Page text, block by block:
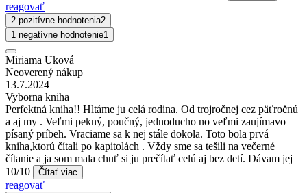
reagovať
2 pozitívne hodnotenia2
1 negatívne hodnotenie1
Miriama Uková
Neoverený nákup
13.7.2024
Vyborna kniha
Perfektná kniha!! Hltáme ju celá rodina. Od trojročnej cez päťročnú
a aj my . Veľmi pekný, poučný, jednoducho no veľmi zaujímavo
písaný príbeh. Vraciame sa k nej stále dokola. Toto bola prvá
kniha,ktorú čítali po kapitolách . Vždy sme sa tešili na večerné
čítanie a ja som mala chuť si ju prečítať celú aj bez detí. Dávam jej
10/10
Čítať viac
reagovať